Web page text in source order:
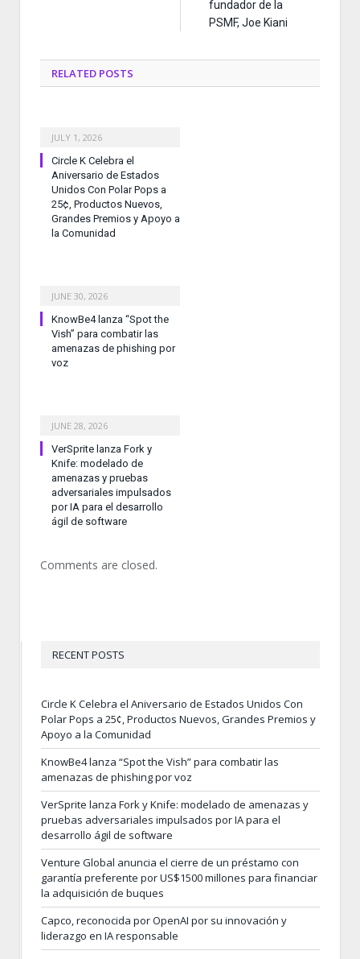
fundador de la
PSMF, Joe Kiani
RELATED POSTS
JULY 1, 2026
Circle K Celebra el
Aniversario de Estados
Unidos Con Polar Pops a
25¢, Productos Nuevos,
Grandes Premios y Apoyo a
la Comunidad
JUNE 30, 2026
KnowBe4 lanza “Spot the
Vish” para combatir las
amenazas de phishing por
voz
JUNE 28, 2026
VerSprite lanza Fork y
Knife: modelado de
amenazas y pruebas
adversariales impulsados
por IA para el desarrollo
ágil de software
Comments are closed.
RECENT POSTS
Circle K Celebra el Aniversario de Estados Unidos Con
Polar Pops a 25¢, Productos Nuevos, Grandes Premios y
Apoyo a la Comunidad
KnowBe4 lanza “Spot the Vish” para combatir las
amenazas de phishing por voz
VerSprite lanza Fork y Knife: modelado de amenazas y
pruebas adversariales impulsados por IA para el
desarrollo ágil de software
Venture Global anuncia el cierre de un préstamo con
garantía preferente por US$1500 millones para financiar
la adquisición de buques
Capco, reconocida por OpenAI por su innovación y
liderazgo en IA responsable